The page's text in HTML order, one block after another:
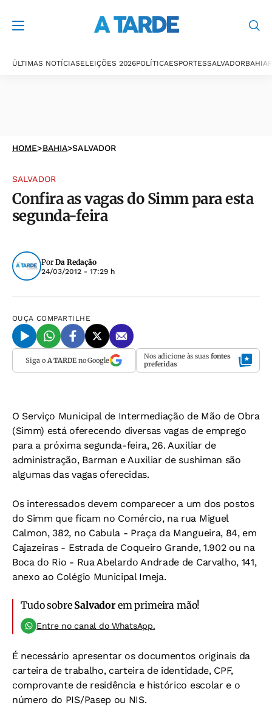
ÚLTIMAS NOTÍCIASELEIÇÕES 2026POLÍTICAESPORTESSALVADORBAHIA
HOME>BAHIA>SALVADOR
SALVADOR
Confira as vagas do Simm para esta
segunda-feira
Por Da Redação
24/03/2012 - 17:29 h
OUÇA COMPARTILHE
Siga o A TARDEno Google Nos adicione às suas fontes
preferidas
O Serviço Municipal de Intermediação de Mão de Obra
(Simm) está oferecendo diversas vagas de emprego
para a próxima segunda-feira, 26. Auxiliar de
administração, Barman e Auxiliar de sushiman são
algumas das vagas oferecidas.
Os interessados devem comparecer a um dos postos
do Simm que ficam no Comércio, na rua Miguel
Calmon, 382, no Cabula - Praça da Mangueira, 84, em
Cajazeiras - Estrada de Coqueiro Grande, 1.902 ou na
Boca do Rio - Rua Abelardo Andrade de Carvalho, 141,
anexo ao Colégio Municipal Imeja.
Tudo sobre Salvadorem primeira mão!
Entre no canal do WhatsApp.
É necessário apresentar os documentos originais da
carteira de trabalho, carteira de identidade, CPF,
comprovante de residência e histórico escolar e o
número do PIS/Pasep ou NIS.